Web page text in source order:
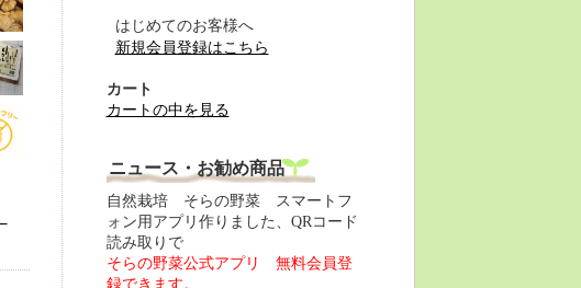
はじめてのお客様へ
新規会員登録はこちら
カート
カートの中を見る
ニュース・お勧め商品
自然栽培 そらの野菜 スマートフ
ォン用アプリ作りました、QRコード
読み取りで
そらの野菜公式アプリ 無料会員登
録できます。